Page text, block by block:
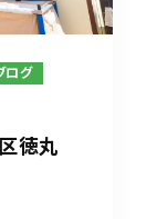
ログ
徳丸